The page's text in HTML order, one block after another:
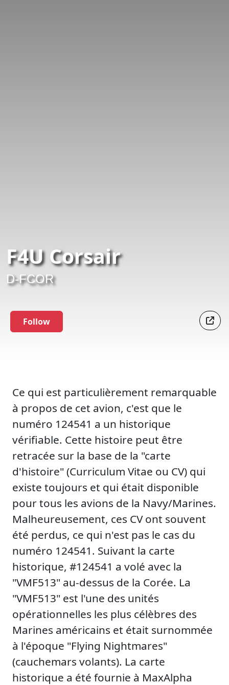
F4U Corsair
D-FCOR
Follow
Ce qui est particulièrement remarquable
à propos de cet avion, c'est que le
numéro 124541 a un historique
vérifiable. Cette histoire peut être
retracée sur la base de la "carte
d'histoire" (Curriculum Vitae ou CV) qui
existe toujours et qui était disponible
pour tous les avions de la Navy/Marines.
Malheureusement, ces CV ont souvent
été perdus, ce qui n'est pas le cas du
numéro 124541. Suivant la carte
historique, #124541 a volé avec la
"VMF513" au-dessus de la Corée. La
"VMF513" est l'une des unités
opérationnelles les plus célèbres des
Marines américains et était surnommée
à l'époque "Flying Nightmares"
(cauchemars volants). La carte
historique a été fournie à MaxAlpha